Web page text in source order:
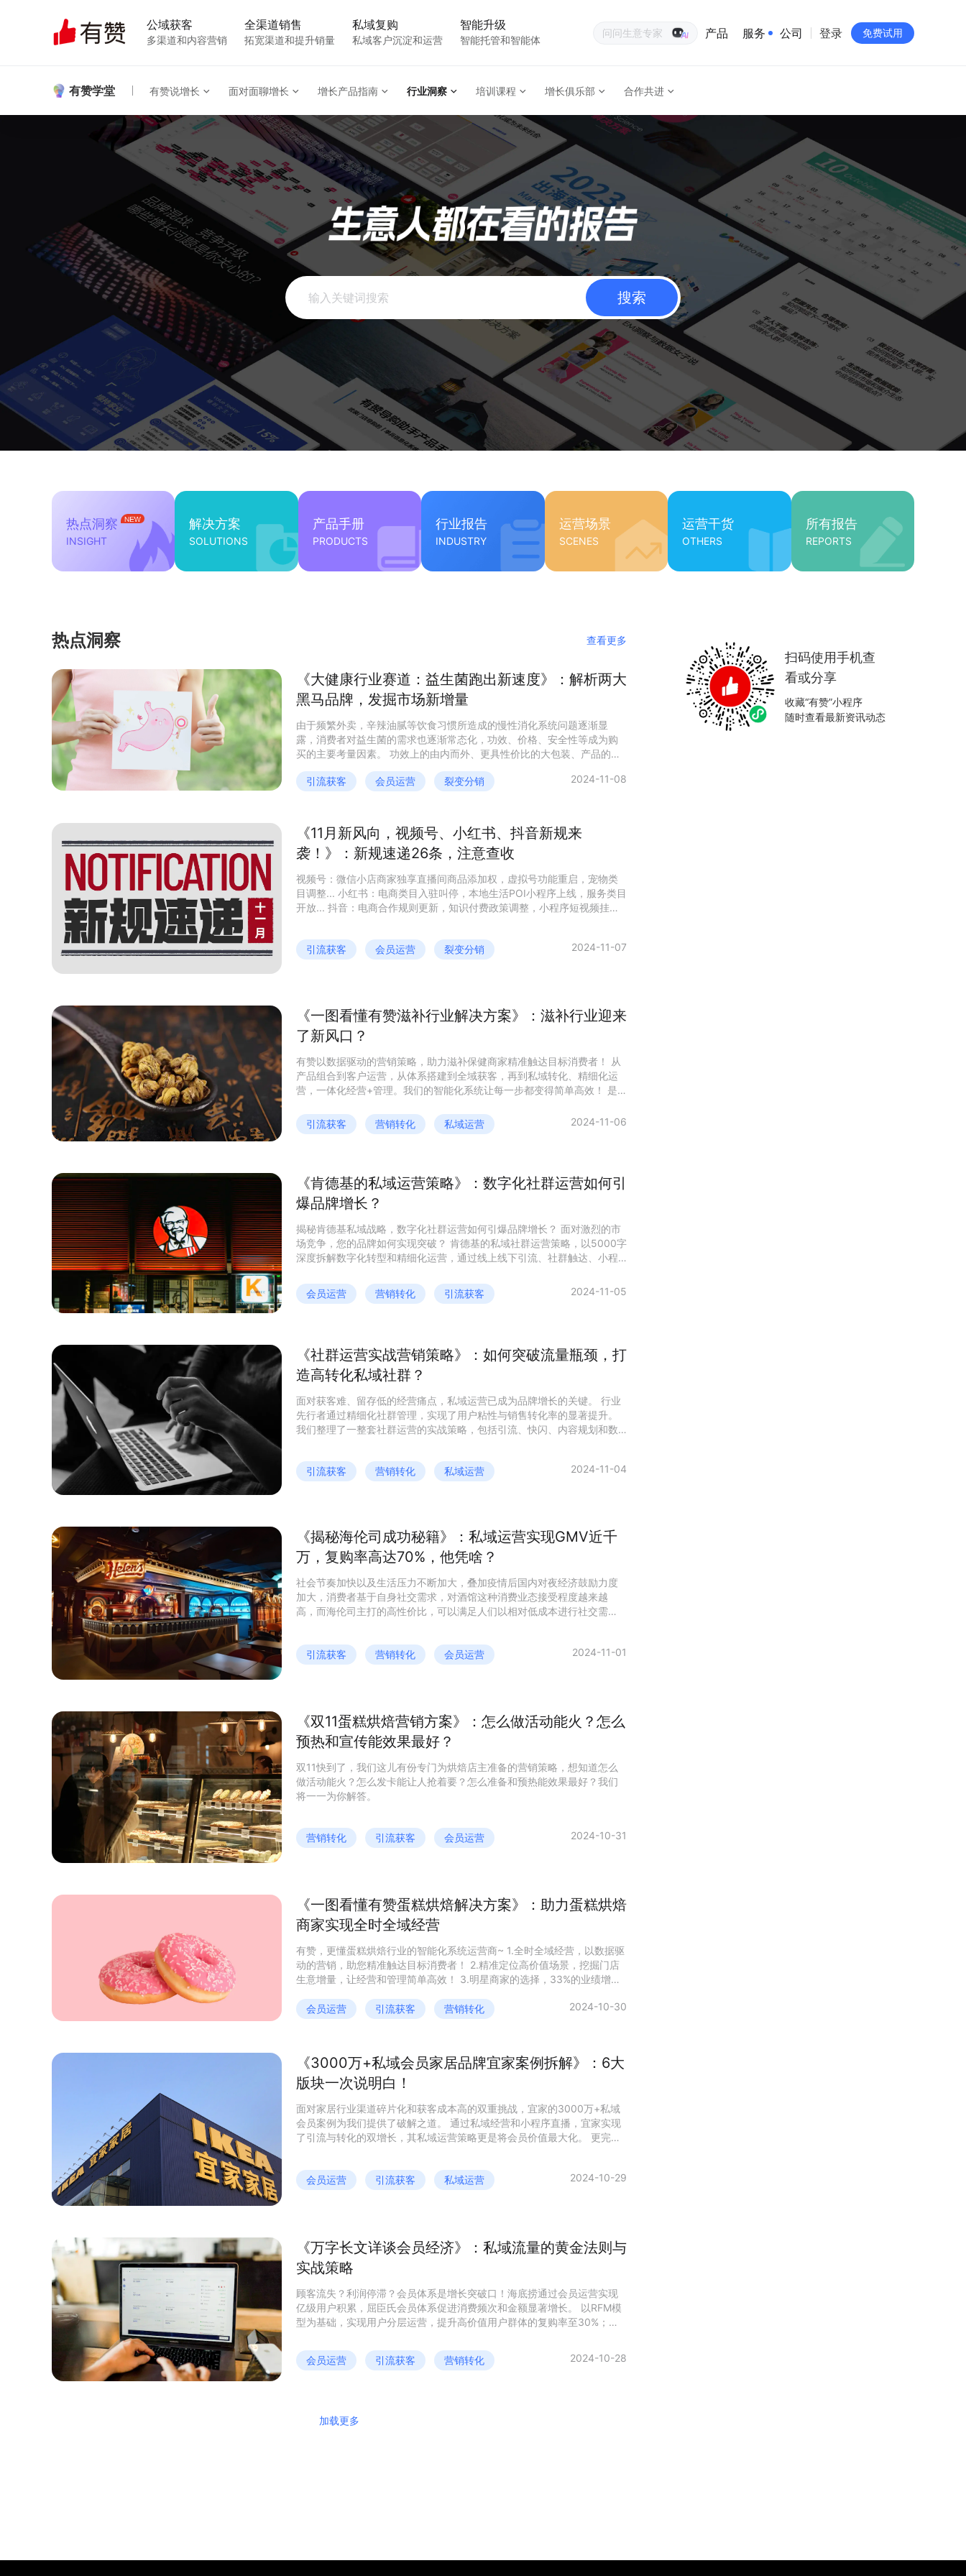
公域获客
多渠道和内容营销
全渠道销售
拓宽渠道和提升销量
私域复购
私域客户沉淀和运营
智能升级
智能托管和智能体
生意专家
产品 服务 公司
品牌物料下载
员工验证
有赞公益
站点地图
登录 免费试用
有赞学堂 有赞说增长 面对面聊增长 增长产品指南 行业洞察 培训课程 增长俱乐部 合作共进
搜索
热点洞察
INSIGHT
解决方案
SOLUTIONS
产品手册
PRODUCTS
行业报告
INDUSTRY
运营场景
SCENES
运营干货
OTHERS
所有报告
REPORTS
热点洞察 查看更多
《大健康行业赛道：益生菌跑出新速度》：解析两大
黑马品牌，发掘市场新增量
由于频繁外卖，辛辣油腻等饮食习惯所造成的慢性消化系统问题逐渐显
露，消费者对益生菌的需求也逐渐常态化，功效、价格、安全性等成为购
买的主要考量因素。 功效上的由内而外、更具性价比的大包装、产品的安
长。 完整益生菌行业分析可查看完整报告获取～
引流获客 会员运营 裂变分销 2024-11-08
《11月新风向，视频号、小红书、抖音新规来
袭！》：新规速递26条，注意查收
视频号：微信小店商家独享直播间商品添加权，虚拟号功能重启，宠物类
目调整... 小红书：电商类目入驻叫停，本地生活POI小程序上线，服务类目
开放... 抖音：电商合作规则更新，知识付费政策调整，小程序短视频挂载
引流获客 会员运营 裂变分销 2024-11-07
《一图看懂有赞滋补行业解决方案》：滋补行业迎来
了新风口？
有赞以数据驱动的营销策略，助力滋补保健商家精准触达目标消费者！ 从
产品组合到客户运营，从体系搭建到全域获客，再到私域转化、精细化运
营，一体化经营+管理。我们的智能化系统让每一步都变得简单高效！ 是
引流获客
营销转化 私域运营 2024-11-06
《肯德基的私域运营策略》：数字化社群运营如何引
爆品牌增长？
揭秘肯德基私域战略，数字化社群运营如何引爆品牌增长？ 面对激烈的市
场竞争，您的品牌如何实现突破？ 肯德基的私域社群运营策略，以5000字
深度拆解数字化转型和精细化运营，通过线上线下引流、社群触达、小程
复购率和用户粘性的双重提升！
会员运营 营销转化 引流获客 2024-11-05
《社群运营实战营销策略》：如何突破流量瓶颈，打
造高转化私域社群？
面对获客难、留存低的经营痛点，私域运营已成为品牌增长的关键。 行业
先行者通过精细化社群管理，实现了用户粘性与销售转化率的显著提升。
我们整理了一整套社群运营的实战策略，包括引流、快闪、内容规划和数
引流获客 营销转化 私域运营 2024-11-04
《揭秘海伦司成功秘籍》：私域运营实现GMV近千
万，复购率高达70%，他凭啥？
社会节奏加快以及生活压力不断加大，叠加疫情后国内对夜经济鼓励力度
加大，消费者基于自身社交需求，对酒馆这种消费业态接受程度越来越
高，而海伦司主打的高性价比，可以满足人们以相对低成本进行社交需
引流获客
营销转化 会员运营 2024-11-01
《双11蛋糕烘焙营销方案》：怎么做活动能火？怎么
预热和宣传能效果最好？
双11快到了，我们这儿有份专门为烘焙店主准备的营销策略，想知道怎么
做活动能火？怎么发卡能让人抢着要？怎么准备和预热能效果最好？我们
将一一为你解答。
营销转化 引流获客 会员运营 2024-10-31
《一图看懂有赞蛋糕烘焙解决方案》：助力蛋糕烘焙
商家实现全时全域经营
有赞，更懂蛋糕烘焙行业的智能化系统运营商~ 1.全时全域经营，以数据驱
动的营销，助您精准触达目标消费者！ 2.精准定位高价值场景，挖掘门店
生意增量，让经营和管理简单高效！ 3.明星商家的选择，33%的业绩增
会员运营
引流获客 营销转化 2024-10-30
《3000万+私域会员家居品牌宜家案例拆解》：6大
版块一次说明白！
面对家居行业渠道碎片化和获客成本高的双重挑战，宜家的3000万+私域
会员案例为我们提供了破解之道。 通过私域经营和小程序直播，宜家实现
了引流与转化的双增长，其私域运营策略更是将会员价值最大化。 更完整
会员运营 引流获客 私域运营 2024-10-29
《万字长文详谈会员经济》：私域流量的黄金法则与
实战策略
顾客流失？利润停滞？会员体系是增长突破口！海底捞通过会员运营实现
亿级用户积累，屈臣氏会员体系促进消费频次和金额显著增长。 以RFM模
型为基础，实现用户分层运营，提升高价值用户群体的复购率至30%；通
长文，为你解析如何做好会员运营。
会员运营 引流获客 营销转化 2024-10-28
加载更多
扫码使用手机查
看或分享
收藏“有赞”小程序
随时查看最新资讯动态